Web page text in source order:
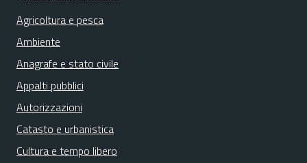
Agricoltura e pesca
Ambiente
Anagrafe e stato civile
Appalti pubblici
Autorizzazioni
Catasto e urbanistica
Cultura e tempo libero